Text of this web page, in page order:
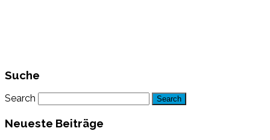
Suche
Search
Neueste Beiträge